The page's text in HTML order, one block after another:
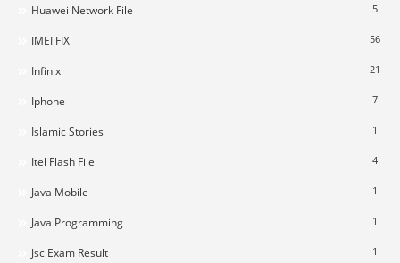
Huawei Network File 5
IMEI FIX 56
Infinix 21
Iphone 7
Islamic Stories 1
Itel Flash File 4
Java Mobile 1
Java Programming 1
Jsc Exam Result 1